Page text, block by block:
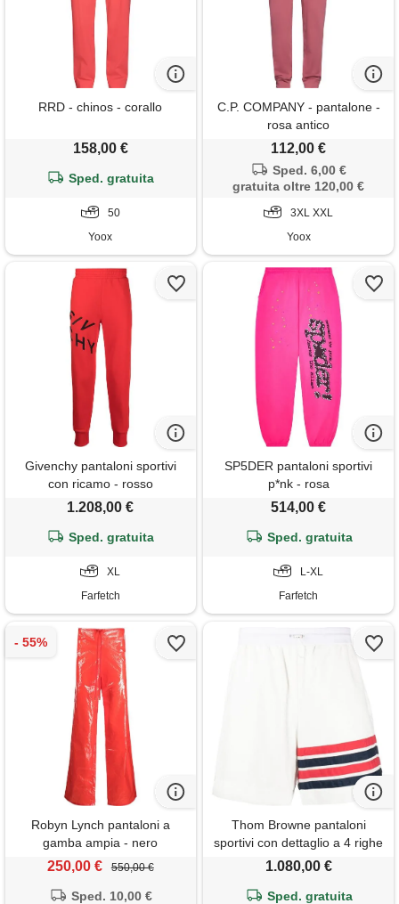
RRD - chinos - corallo
158,00 €
Sped. gratuita
50
Yoox
C.P. COMPANY - pantalone -
rosa antico
112,00 €
Sped. 6,00 €
gratuita oltre 120,00 €
3XL XXL
Yoox
Givenchy pantaloni sportivi
con ricamo - rosso
1.208,00 €
Sped. gratuita
XL
Farfetch
SP5DER pantaloni sportivi
p*nk - rosa
514,00 €
Sped. gratuita
L-XL
Farfetch
Robyn Lynch pantaloni a
gamba ampia - nero
250,00 € 550,00 €
Sped. 10,00 €
Thom Browne pantaloni
sportivi con dettaglio a 4 righe
- bianco
1.080,00 €
Sped. gratuita